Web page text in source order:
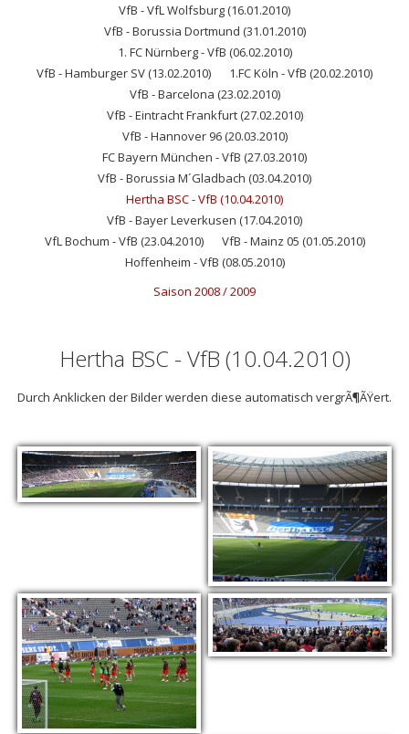
VfB - VfL Wolfsburg (16.01.2010)
VfB - Borussia Dortmund (31.01.2010)
1. FC Nürnberg - VfB (06.02.2010)
VfB - Hamburger SV (13.02.2010)
1.FC Köln - VfB (20.02.2010)
VfB - Barcelona (23.02.2010)
VfB - Eintracht Frankfurt (27.02.2010)
VfB - Hannover 96 (20.03.2010)
FC Bayern München - VfB (27.03.2010)
VfB - Borussia M´Gladbach (03.04.2010)
Hertha BSC - VfB (10.04.2010)
VfB - Bayer Leverkusen (17.04.2010)
VfL Bochum - VfB (23.04.2010)
VfB - Mainz 05 (01.05.2010)
Hoffenheim - VfB (08.05.2010)
Saison 2008 / 2009
Hertha BSC - VfB (10.04.2010)
Durch Anklicken der Bilder werden diese automatisch vergrÃ¶ÃŸert.